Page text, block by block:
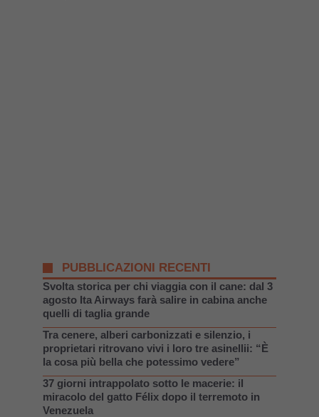
PUBBLICAZIONI RECENTI
Svolta storica per chi viaggia con il cane: dal 3
agosto Ita Airways farà salire in cabina anche
quelli di taglia grande
Tra cenere, alberi carbonizzati e silenzio, i
proprietari ritrovano vivi i loro tre asinellii: “È
la cosa più bella che potessimo vedere”
37 giorni intrappolato sotto le macerie: il
miracolo del gatto Félix dopo il terremoto in
Venezuela